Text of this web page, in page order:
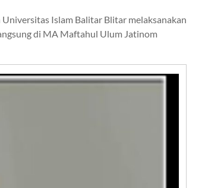
Islam Balitar Blitar melaksanakan
di MA Maftahul Ulum Jatinom